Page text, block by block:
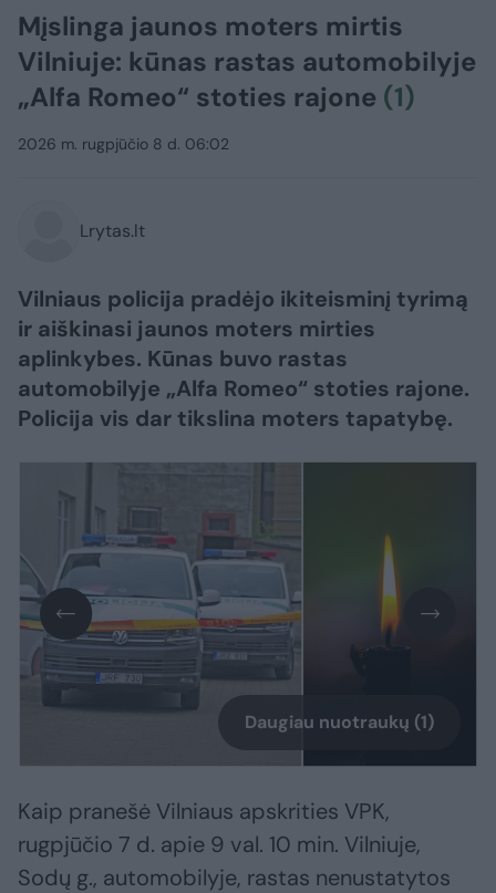
Mįslinga jaunos moters mirtis
Vilniuje: kūnas rastas automobilyje
„Alfa Romeo“ stoties rajone (1)
2026 m. rugpjūčio 8 d. 06:02
Lrytas.lt
Vilniaus policija pradėjo ikiteisminį tyrimą
ir aiškinasi jaunos moters mirties
aplinkybes. Kūnas buvo rastas
automobilyje „Alfa Romeo“ stoties rajone.
Policija vis dar tikslina moters tapatybę.
Daugiau nuotraukų (1)
Kaip pranešė Vilniaus apskrities VPK,
rugpjūčio 7 d. apie 9 val. 10 min. Vilniuje,
Sodų g., automobilyje, rastas nenustatytos